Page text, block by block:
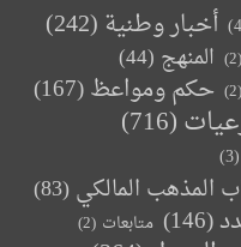
أخبار وطنية(242)
(2) المنهج (44)
(2) حكم ومواعظ(167)
(716)
(3)
المذهب المالكي (83)
(146) متابعات (2)